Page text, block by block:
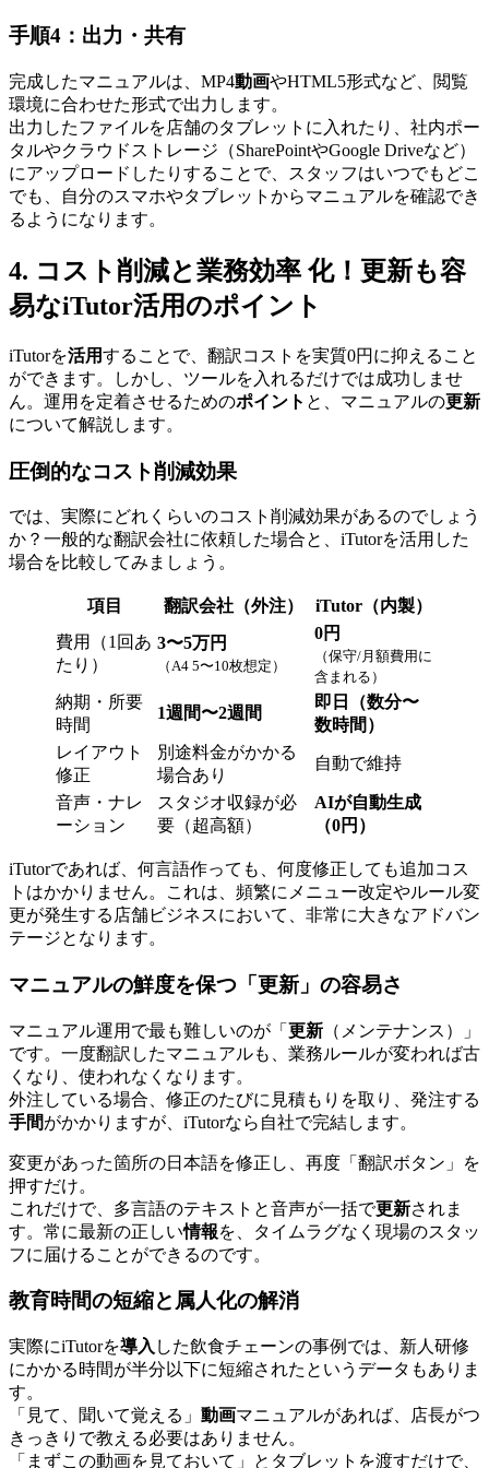
手順4：出力・共有
完成したマニュアルは、MP4動画やHTML5形式など、閲覧
環境に合わせた形式で出力します。
出力したファイルを店舗のタブレットに入れたり、社内ポー
タルやクラウドストレージ（SharePointやGoogle Driveなど）
にアップロードしたりすることで、スタッフはいつでもどこ
でも、自分のスマホやタブレットからマニュアルを確認でき
るようになります。
4. コスト削減と業務効率 化！更新も容
易なiTutor活用のポイント
iTutorを活用することで、翻訳コストを実質0円に抑えること
ができます。しかし、ツールを入れるだけでは成功しませ
ん。運用を定着させるためのポイント と、マニュアルの更新
について解説します。
圧倒的なコスト削減効果
では、実際にどれくらいのコスト削減効果があるのでしょう
か？一般的な翻訳会社に依頼した場合と、iTutorを活用した
場合を比較してみましょう。
項目 翻訳会社（外注）
iTutor（内製）
費用（1回あ
たり）
3〜5万円
（A4 5〜10枚想定）
0円
（保守/月額費用に
含まれる）
納期・所要
時間
1週間〜2週間
即日（数分〜
数時間）
レイアウト
修正
別途料金がかかる
場合あり
自動で維持
音声・ナレ
ーション
スタジオ収録が必
要（超高額）
AIが自動生成
（0円）
iTutorであれば、何言語作っても、何度修正しても追加コス
トはかかりません。これは、頻繁にメニュー改定やルール変
更が発生する店舗ビジネスにおいて、非常に大きなアドバン
テージとなります。
マニュアルの鮮度を保つ「更新」の容易さ
マニュアル運用で最も難しいのが「 更新 （メンテナンス）」
です。一度翻訳したマニュアルも、業務ルールが変われば古
くなり、使われなくなります。
外注している場合、修正のたびに見積もりを取り、発注する
手間がかかりますが、iTutorなら自社で完結します。
変更があった箇所の日本語を修正し、再度「翻訳ボタン」を
押すだけ。
これだけで、多言語のテキストと音声が一括で更新されま
す。常に最新の正しい情報を、タイムラグなく現場のスタッ
フに届けることができるのです。
教育時間の短縮と属人化の解消
実際にiTutorを導入 した飲食チェーンの事例では、新人研修
にかかる時間が半分以下に短縮されたというデータもありま
す。
「見て、聞いて覚える」 動画マニュアルがあれば、店長がつ
きっきりで教える必要はありません。
「まずこの動画を見ておいて」とタブレットを渡すだけで、